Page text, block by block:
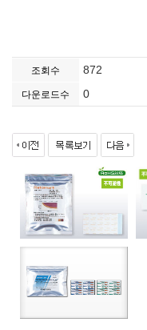
조회수 872
다운로드수 0